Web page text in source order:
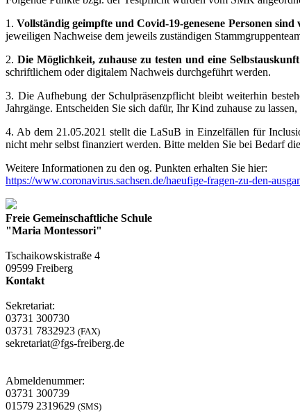
1.Vollständig geimpfte und Covid-19-genesene Personen
jeweiligen Nachweise dem jeweils zuständigen
2. Die Möglichkeit, zuhause zu testen und eine
schriftlichem oder digitalem Nachweis durchgeführt werden.
3. Die Aufhebung der Schulpräsenzpflicht bleibt weiterhin
Jahrgänge. Entscheiden Sie sich dafür, Ihr Kind zuhause zu
4. Ab dem 21.05.2021 stellt die LaSuB in Einzelfällen für
nicht mehr selbst finanziert werden. Bitte melden Sie bei Bedarf
Weitere Informationen zu den og. Punkten erhalten Sie hier:
https://www.coronavirus.sachsen.de/haeufige-fragen-zu-den-
Freie Gemeinschaftliche Schule
"Maria Montessori"
Tschaikowskistraße 4
09599 Freiberg
Kontakt
Sekretariat:
03731 300730
03731 7832923 (FAX)
sekretariat@fgs-freiberg.de
Abmeldenummer:
03731 300739
01579 2319629 (SMS)